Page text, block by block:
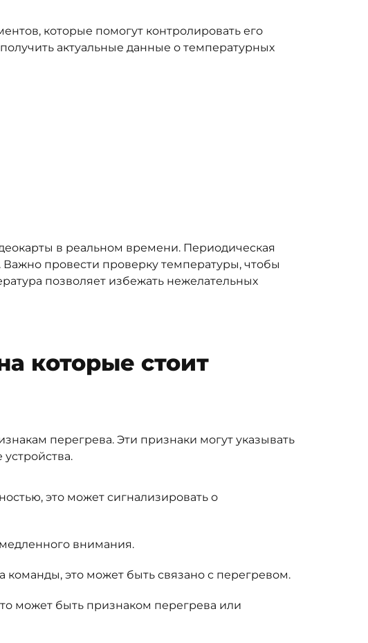
которые помогут контролировать его
актуальные данные о температурных
в реальном времени. Периодическая
провести проверку температуры, чтобы
позволяет избежать нежелательных
которые стоит
перегрева. Эти признаки могут указывать
это может сигнализировать о
внимания.
это может быть связано с перегревом.
может быть признаком перегрева или